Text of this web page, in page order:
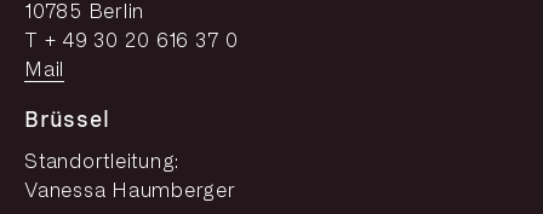
10785 Berlin
T + 49 30 20 616 37 0
Mail
Brüssel
Standortleitung:
Vanessa Haumberger